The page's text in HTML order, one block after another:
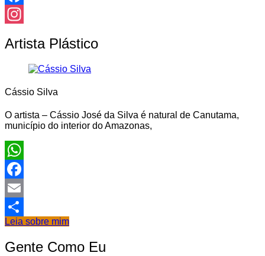
Facebook
Artista Plástico
Cássio Silva
O artista – Cássio José da Silva é natural de Canutama,
município do interior do Amazonas,
WhatsApp
Facebook
Email
Share
Leia sobre mim
Gente Como Eu